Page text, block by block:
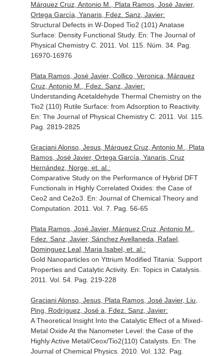
Márquez Cruz, Antonio M., Plata Ramos, José Javier,
Ortega García, Yanaris, Fdez. Sanz, Javier:
Structural Defects in W-Doped Tio2 (101) Anatase
Surface: Density Functional Study. En: The Journal of
Physical Chemistry C. 2011. Vol. 115. Núm. 34. Pag.
16970-16976
Plata Ramos, José Javier, Collico, Veronica, Márquez
Cruz, Antonio M., Fdez. Sanz, Javier:
Understanding Acetaldehyde Thermal Chemistry on the
Tio2 (110) Rutile Surface: from Adsorption to Reactivity.
En: The Journal of Physical Chemistry C. 2011. Vol. 115.
Pag. 2819-2825
Graciani Alonso, Jesus, Márquez Cruz, Antonio M., Plata
Ramos, José Javier, Ortega García, Yanaris, Cruz
Hernández, Norge, et. al.:
Comparative Study on the Performance of Hybrid DFT
Functionals in Highly Correlated Oxides: the Case of
Ceo2 and Ce2o3. En: Journal of Chemical Theory and
Computation . 2011. Vol. 7. Pag. 56-65
Plata Ramos, José Javier, Márquez Cruz, Antonio M.,
Fdez. Sanz, Javier, Sánchez Avellaneda, Rafael,
Dominguez Leal, Maria Isabel, et. al.:
Gold Nanoparticles on Yttrium Modified Titania: Support
Properties and Catalytic Activity. En: Topics in Catalysis.
2011. Vol. 54. Pag. 219-228
Graciani Alonso, Jesus, Plata Ramos, José Javier, Liu,
Ping, Rodríguez, José a, Fdez. Sanz, Javier:
A Theoretical Insight Into the Catalytic Effect of a Mixed-
Metal Oxide At the Nanometer Level: the Case of the
Highly Active Metal/Ceox/Tio2(110) Catalysts. En: The
Journal of Chemical Physics. 2010. Vol. 132. Pag.